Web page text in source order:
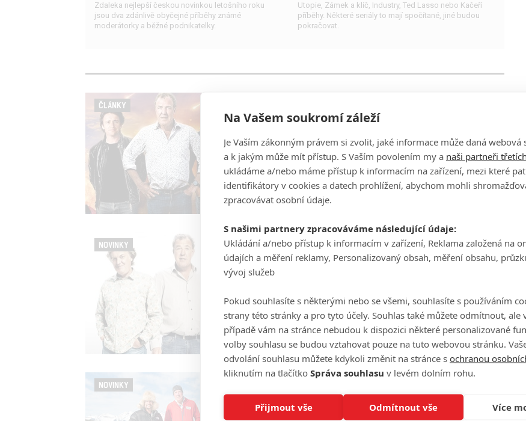
Zdaleka nejlepší českou novinkou letošního roku
jsou dva zdánlivě obyčejné příběhy známé
moderátorky a běžné podnikatelky.
Utopie, Zámek a klíč, Industry, Ted Lasso nebo Kačeří
příběhy. Některé seriály to mají spočítané, jiné budou
pokračovat.
ČLÁNKY
z natáčení
Jaké veselé příhody doprovázely natáčení slavného
automobilového pořadu?
NOVINKY
The Grand Tour: Trailer na 3.
sérii a datum vydání
traileru. Známe i datum vydání.
NOVINKY
The Grand Tour: Trailer
oznamuje návrat motoristické
show
Na Vašem soukromí záleží
Je Vaším zákonným právem si zvolit, jaké informace může daná webová
a k jakým může mít přístup. S Vaším povolením my a naši partneři
ukládáme a/nebo máme přístup k informacím na zařízení, mezi které
identifikátory v cookies a datech prohlížení, abychom mohli
zpracovávat osobní údaje.
S našimi partnery zpracováváme následující údaje:
Ukládání a/nebo přístup k informacím v zařízení, Reklama založená na
údajích a měření reklamy, Personalizovaný obsah, měření obsahu,
vývoj služeb
Pokud souhlasíte s některými nebo se všemi, souhlasíte s používáním
strany této stránky a pro tyto účely. Souhlas také můžete odmítnout, ale
případě vám na stránce nebudou k dispozici některé personalizované
volby souhlasu se budou vztahovat pouze na tuto webovou stránku.
odvolání souhlasu můžete kdykoli změnit na stránce s ochranou
kliknutím na tlačítko Správa souhlasu v levém dolním rohu.
Přijmout vše Odmítnout vše Více